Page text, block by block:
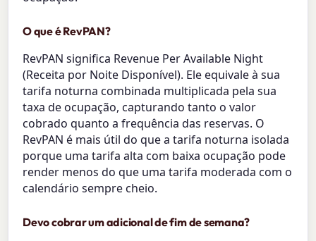
O que é RevPAN?
RevPAN significa Revenue Per Available Night
(Receita por Noite Disponível). Ele equivale à sua
tarifa noturna combinada multiplicada pela sua
taxa de ocupação, capturando tanto o valor
cobrado quanto a frequência das reservas. O
RevPAN é mais útil do que a tarifa noturna isolada
porque uma tarifa alta com baixa ocupação pode
render menos do que uma tarifa moderada com o
calendário sempre cheio.
Devo cobrar um adicional de fim de semana?